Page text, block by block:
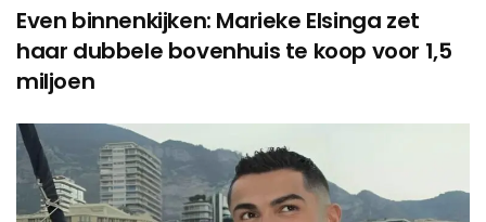
Even binnenkijken: Marieke Elsinga zet
haar dubbele bovenhuis te koop voor 1,5
miljoen